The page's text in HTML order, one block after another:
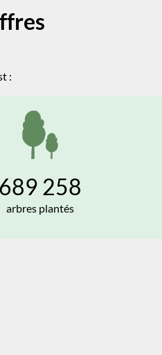
:
689 258
arbres plantés